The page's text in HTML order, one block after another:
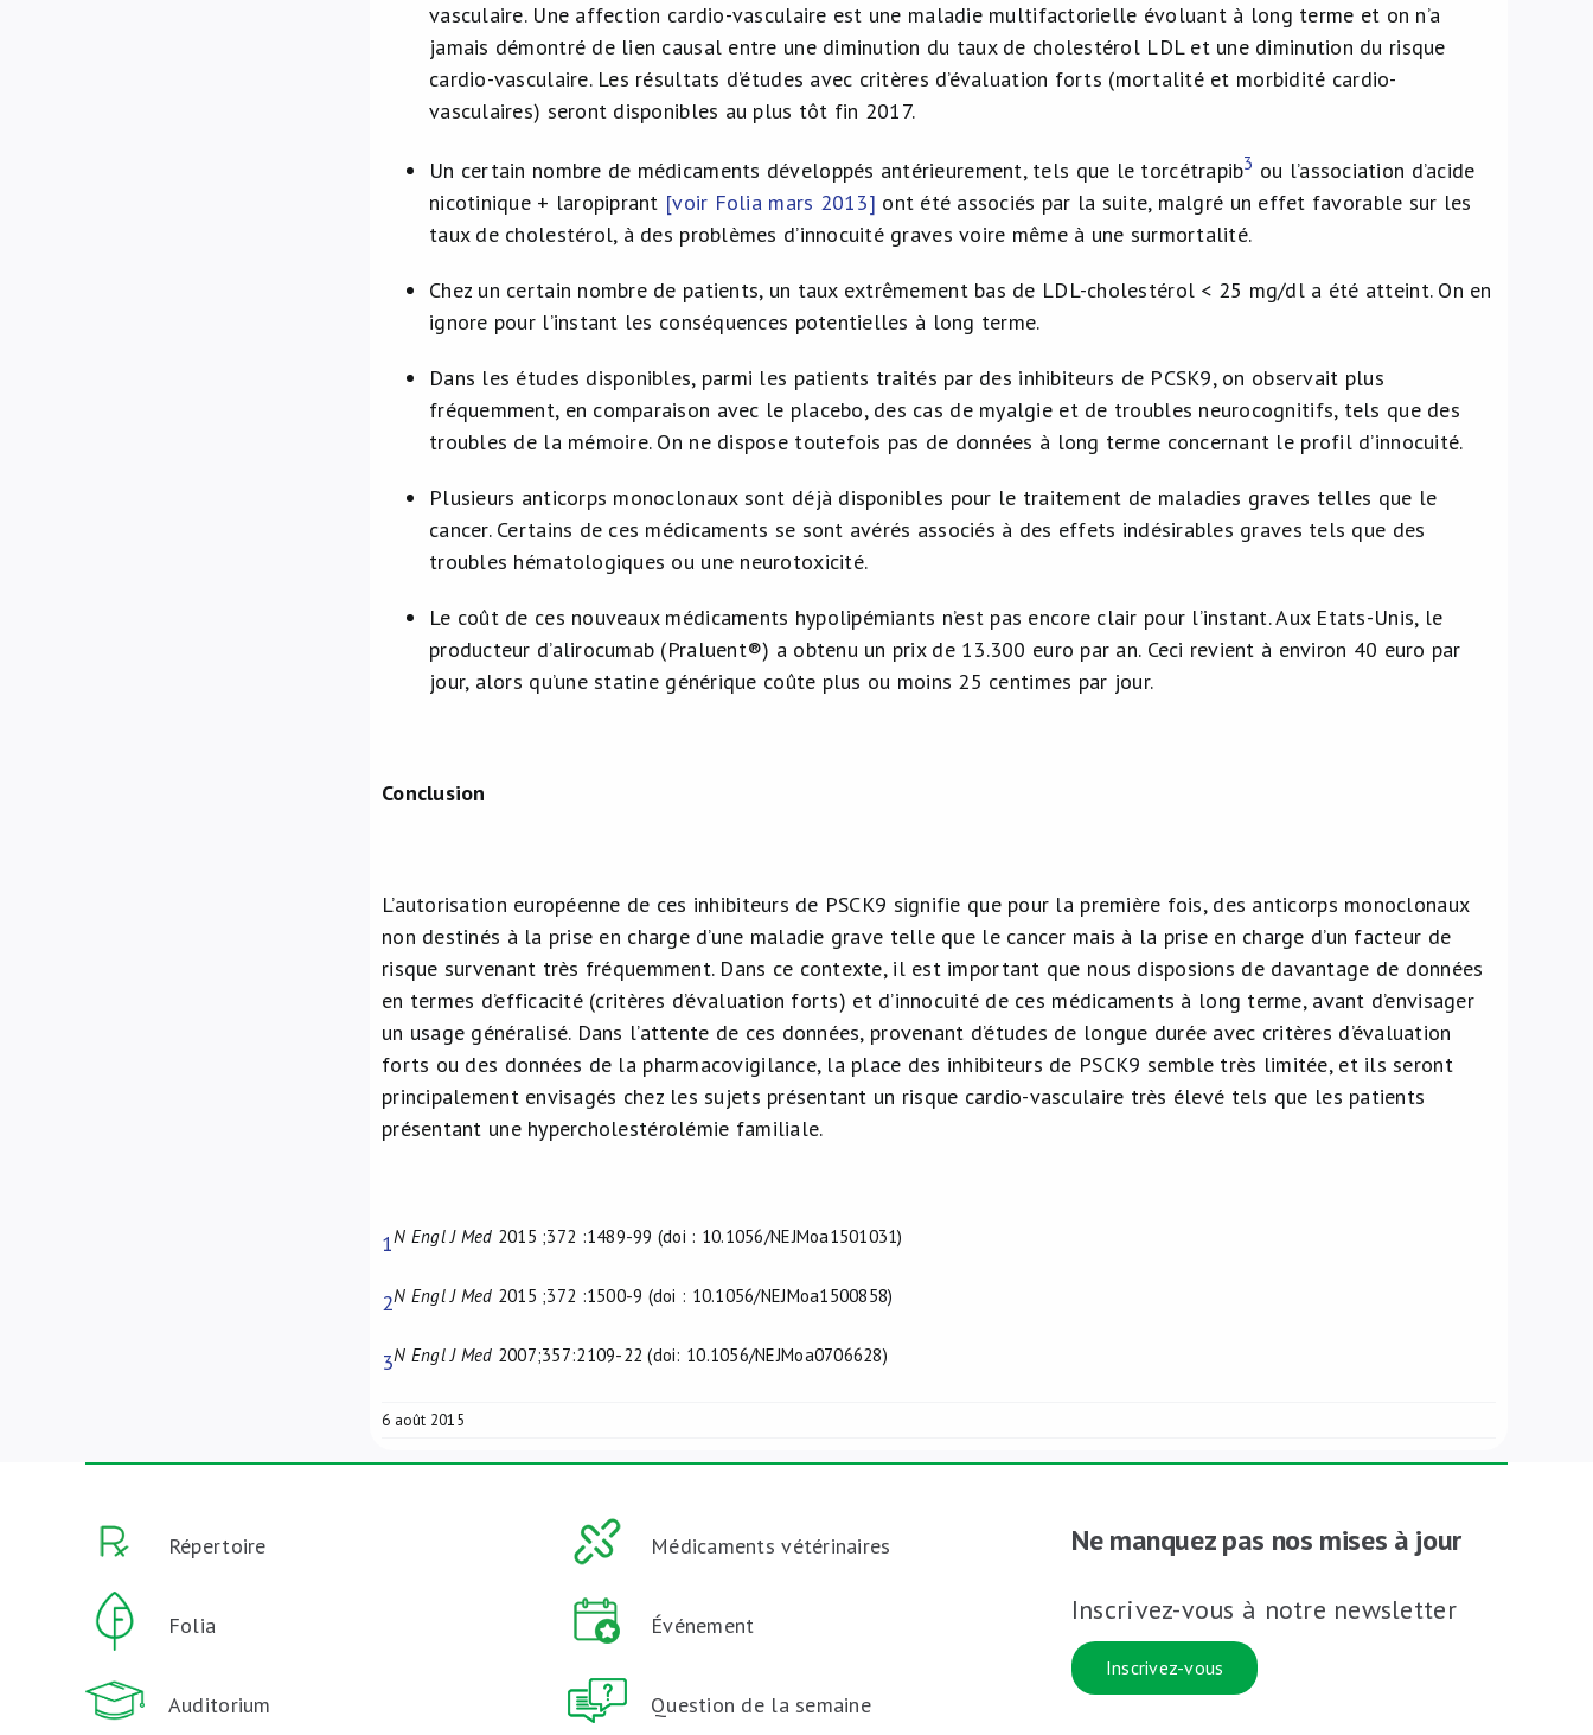
vasculaire. Une affection cardio-vasculaire est une maladie multifactorielle évoluant à long terme et on n’a
jamais démontré de lien causal entre une diminution du taux de cholestérol LDL et une diminution du risque
cardio-vasculaire. Les résultats d’études avec critères d’évaluation forts (mortalité et morbidité cardio-
vasculaires) seront disponibles au plus tôt fin 2017.
Un certain nombre de médicaments développés antérieurement, tels que le torcétrapib3 ou l’association d’acide
nicotinique + laropiprant [voir Folia mars 2013] ont été associés par la suite, malgré un effet favorable sur les
taux de cholestérol, à des problèmes d’innocuité graves voire même à une surmortalité.
Chez un certain nombre de patients, un taux extrêmement bas de LDL-cholestérol < 25 mg/dl a été atteint. On en
ignore pour l’instant les conséquences potentielles à long terme.
Dans les études disponibles, parmi les patients traités par des inhibiteurs de PCSK9, on observait plus
fréquemment, en comparaison avec le placebo, des cas de myalgie et de troubles neurocognitifs, tels que des
troubles de la mémoire. On ne dispose toutefois pas de données à long terme concernant le profil d’innocuité.
Plusieurs anticorps monoclonaux sont déjà disponibles pour le traitement de maladies graves telles que le
cancer. Certains de ces médicaments se sont avérés associés à des effets indésirables graves tels que des
troubles hématologiques ou une neurotoxicité.
Le coût de ces nouveaux médicaments hypolipémiants n’est pas encore clair pour l’instant. Aux Etats-Unis, le
producteur d’alirocumab (Praluent®) a obtenu un prix de 13.300 euro par an. Ceci revient à environ 40 euro par
jour, alors qu’une statine générique coûte plus ou moins 25 centimes par jour.
Conclusion
L’autorisation européenne de ces inhibiteurs de PSCK9 signifie que pour la première fois, des anticorps monoclonaux
non destinés à la prise en charge d’une maladie grave telle que le cancer mais à la prise en charge d’un facteur de
risque survenant très fréquemment. Dans ce contexte, il est important que nous disposions de davantage de données
en termes d’efficacité (critères d’évaluation forts) et d’innocuité de ces médicaments à long terme, avant d’envisager
un usage généralisé. Dans l’attente de ces données, provenant d’études de longue durée avec critères d’évaluation
forts ou des données de la pharmacovigilance, la place des inhibiteurs de PSCK9 semble très limitée, et ils seront
principalement envisagés chez les sujets présentant un risque cardio-vasculaire très élevé tels que les patients
présentant une hypercholestérolémie familiale.
1N Engl J Med 2015 ;372 :1489-99 (doi : 10.1056/NEJMoa1501031)
2N Engl J Med 2015 ;372 :1500-9 (doi : 10.1056/NEJMoa1500858)
3N Engl J Med 2007;357:2109-22 (doi: 10.1056/NEJMoa0706628)
6 août 2015
Répertoire Médicaments vétérinaires
Folia Événement
Auditorium Question de la semaine
Ne manquez pas nos mises à jour
Inscrivez-vous à notre newsletter
Inscrivez-vous